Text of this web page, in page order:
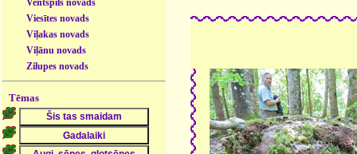
Ventspils novads
Viesītes novads
Viļakas novads
Viļānu novads
Zilupes novads
Tēmas